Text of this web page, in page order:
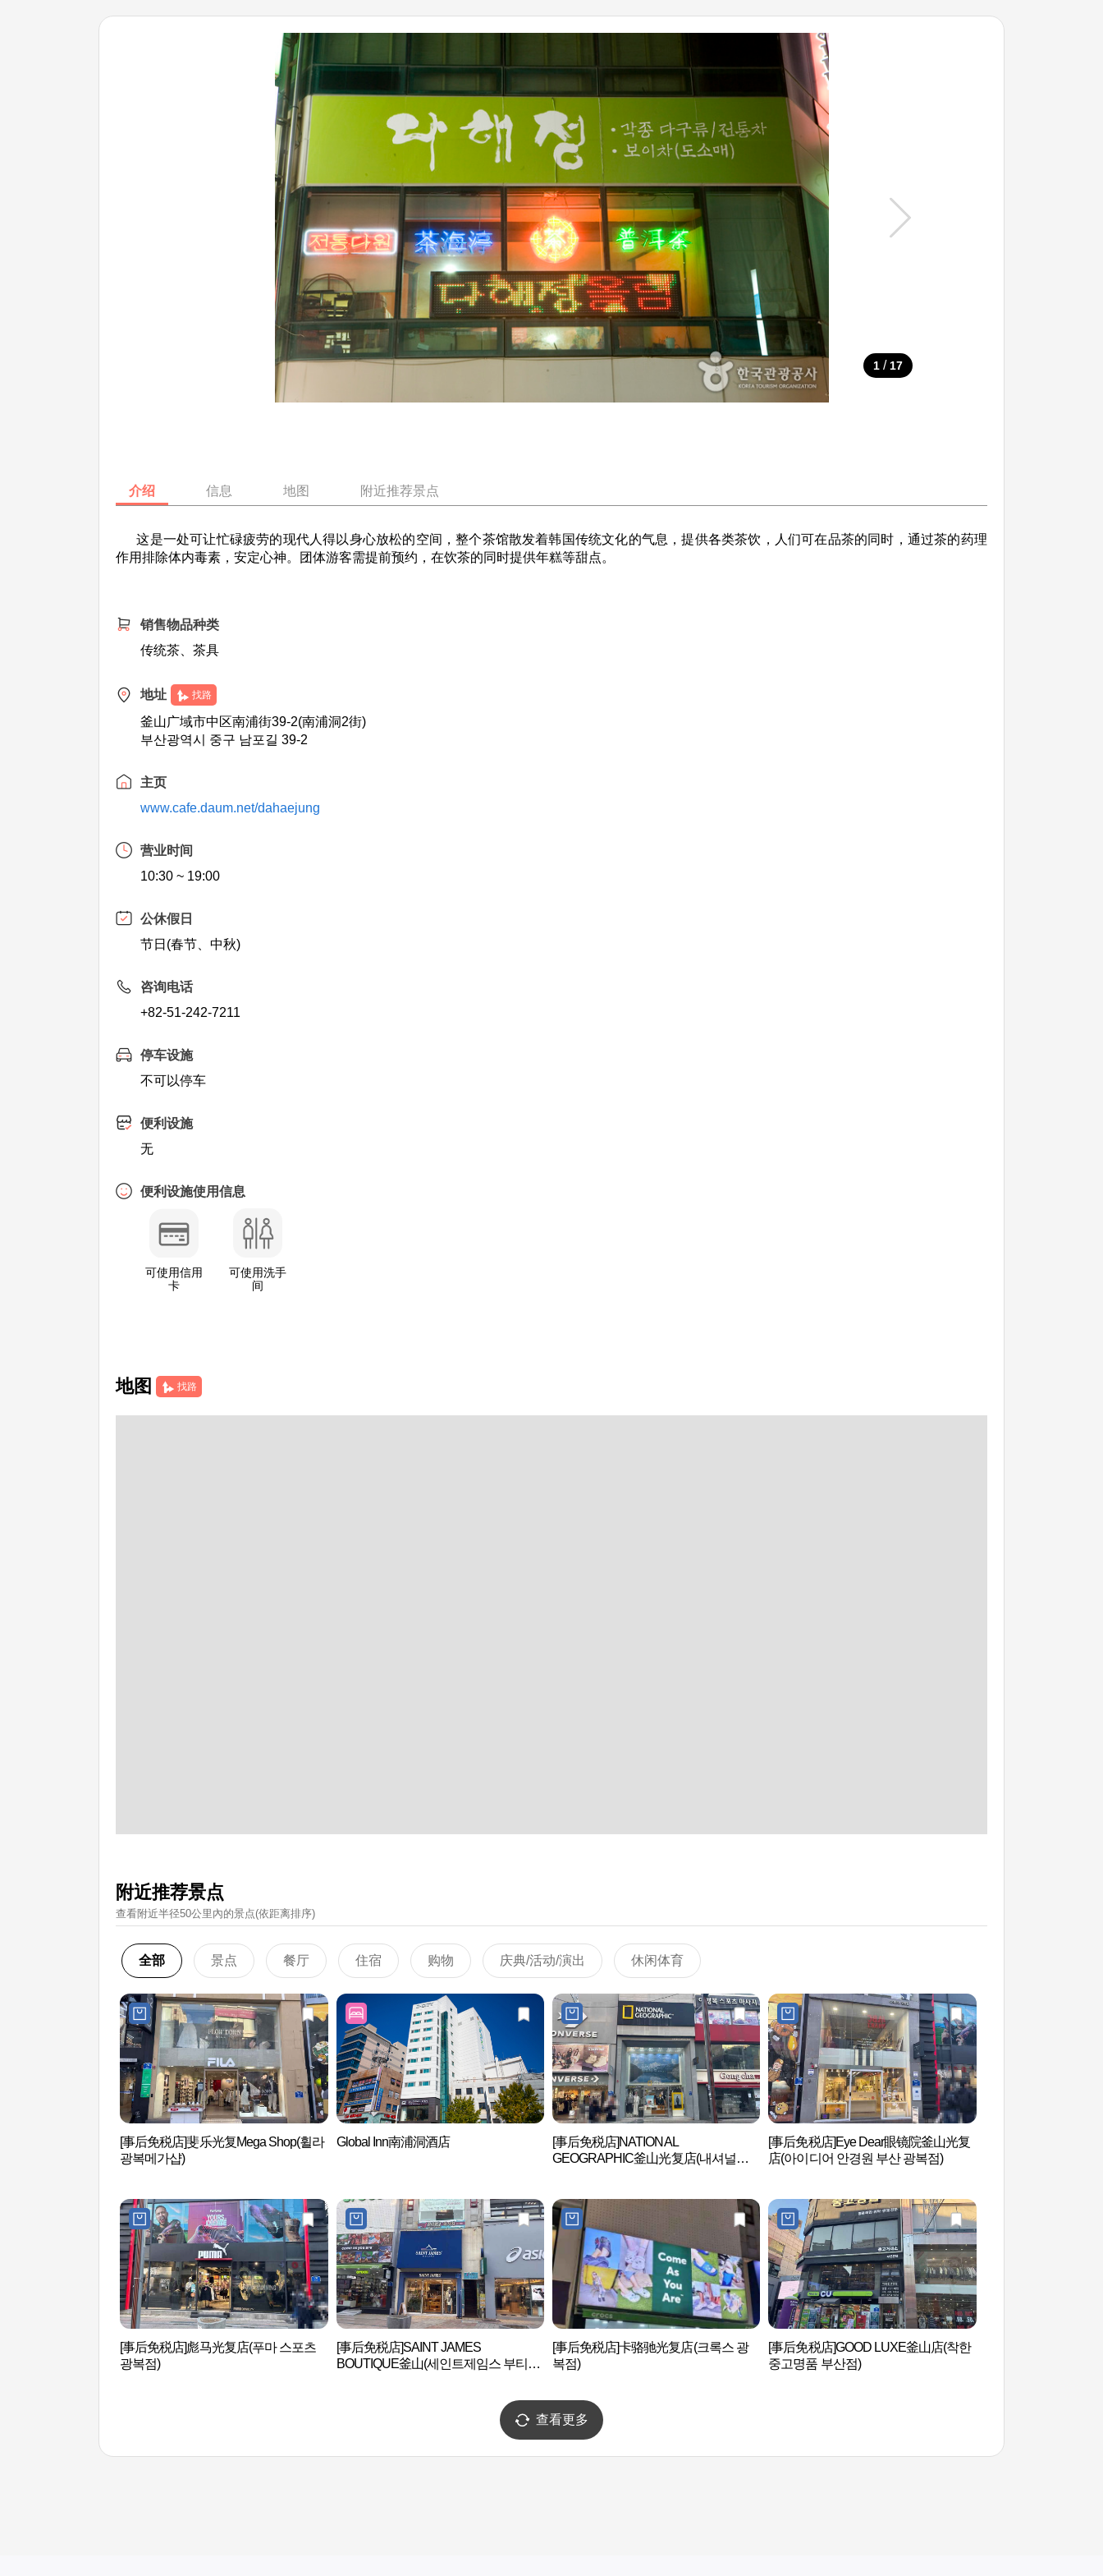
1 / 17
介绍 信息 地图 附近推荐景点
这是一处可让忙碌疲劳的现代人得以身心放松的空间，整个茶馆散发着韩国传统文化的气息，提供各类茶饮，人们可在品茶的同时，通过茶的药理
作用排除体内毒素，安定心神。团体游客需提前预约，在饮茶的同时提供年糕等甜点。
销售物品种类
传统茶、茶具
地址 找路
釜山广域市中区南浦街39-2(南浦洞2街)
부산광역시 중구 남포길 39-2
主页
www.cafe.daum.net/dahaejung
营业时间
10:30 ~ 19:00
公休假日
节日(春节、中秋)
咨询电话
+82-51-242-7211
停车设施
不可以停车
便利设施
无
便利设施使用信息
可使用信用
卡
可使用洗手
间
地图 找路
附近推荐景点
查看附近半径50公里內的景点(依距离排序)
全部 景点 餐厅 住宿 购物 庆典/活动/演出 休闲体育
[事后免税店]斐乐光复Mega Shop(휠라
광복메가샵)
Global Inn南浦洞酒店
[事后免税店]NATIONAL
GEOGRAPHIC釜山光复店(내셔널지
[事后免税店]Eye Dear眼镜院釜山光复
店(아이디어 안경원 부산 광복점)
[事后免税店]彪马光复店(푸마 스포츠
광복점)
[事后免税店]SAINT JAMES
BOUTIQUE釜山(세인트제임스 부티크
[事后免税店]卡骆驰光复店(크록스 광
복점)
[事后免税店]GOOD LUXE釜山店(착한
중고명품 부산점)
查看更多